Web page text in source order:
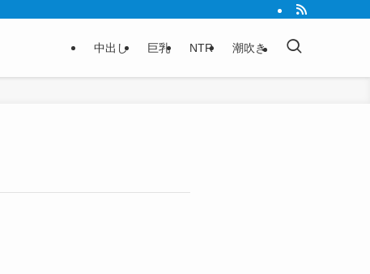
中出し 巨乳 NTR 潮吹き